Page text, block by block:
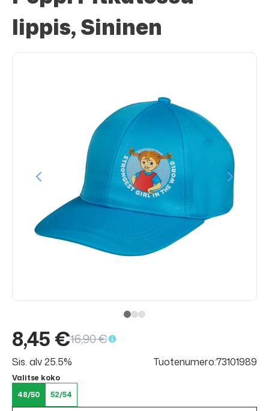
lippis, Sininen
8,45 €16,90 €
Sis. alv 25.5% Tuotenumero:73101989
Valitse koko
48/50
52/54